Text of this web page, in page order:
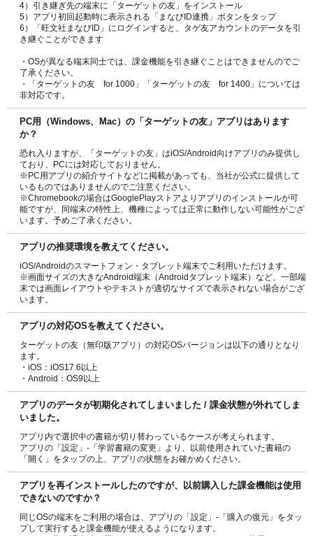
4）引き継ぎ先の端末に「ターゲットの友」をインストール
5）アプリ初回起動時に表示される「まなびID連携」ボタンをタップ
6）「旺文社まなびID」にログインすると、タゲ友アカウントのデータを引
き継ぐことができます
・OSが異なる端末同士では、課金機能を引き継ぐことはできませんのでご
了承ください。
・「ターゲットの友 for 1000」「ターゲットの友 for 1400」については
非対応です。
PC用（Windows、Mac）の「ターゲットの友」アプリはあります
か？
恐れ入りますが、「ターゲットの友」はiOS/Android向けアプリのみ提供し
ており、PCには対応しておりません。
※PC用アプリの紹介サイトなどに掲載があっても、当社が公式に提供して
いるものではありませんのでご注意ください。
※Chromebookの場合はGooglePlayストアよりアプリのインストールが可
能ですが、同端末の特性上、機種によっては正常に動作しない可能性がござ
います。予めご了承ください。
アプリの推奨環境を教えてください。
iOS/Androidのスマートフォン・タブレット端末でご利用いただけます。
※画面サイズの大きなAndroid端末（Androidタブレット端末）など、一部端
末では画面レイアウトやテキストが適切なサイズで表示されない場合がござ
います。
アプリの対応OSを教えてください。
ターゲットの友（無印版アプリ）の対応OSバージョンは以下の通りとなり
ます。
・iOS：iOS17.6以上
・Android：OS9以上
アプリのデータが初期化されてしまいました / 課金状態が外れてしま
いました。
アプリ内で選択中の書籍が切り替わっているケースが考えられます。
アプリの「設定」-「学習書籍の変更」より、以前使用されていた書籍の
「開く」をタップの上、アプリの状態をお確かめください。
アプリを再インストールしたのですが、以前購入した課金機能は使用
できないのですか？
同じOSの端末をご利用の場合は、アプリの「設定」-「購入の復元」をタッ
プして実行すると課金機能が使えるようになります。